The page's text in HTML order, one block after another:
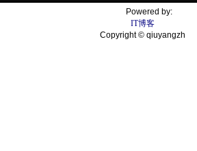
Powered by:
IT博客
Copyright © qiuyangzh